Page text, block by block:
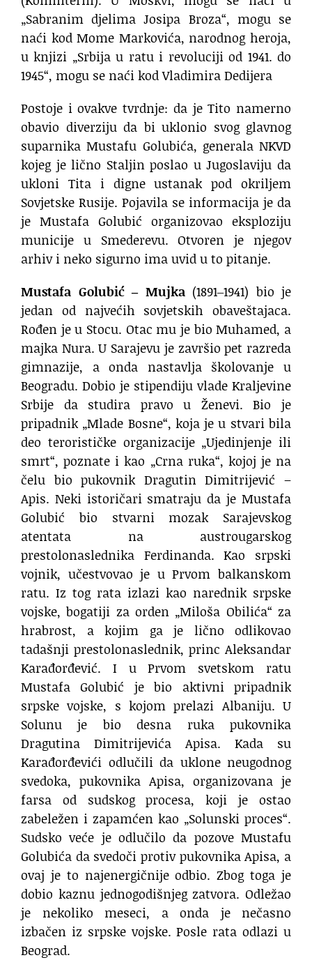
„Sabranim djelima Josipa Broza“, mogu se
naći kod Mome Markovića, narodnog heroja,
u knjizi „Srbija u ratu i revoluciji od 1941. do
1945“, mogu se naći kod Vladimira Dedijera
Postoje i ovakve tvrdnje: da je Tito namerno
obavio diverziju da bi uklonio svog glavnog
suparnika Mustafu Golubića, generala NKVD
kojeg je lično Staljin poslao u Jugoslaviju da
ukloni Tita i digne ustanak pod okriljem
Sovjetske Rusije. Pojavila se informacija je da
je Mustafa Golubić organizovao eksploziju
municije u Smederevu. Otvoren je njegov
arhiv i neko sigurno ima uvid u to pitanje.
Mustafa Golubić ‒ Mujka(1891‒1941) bio je
jedan od najvećih sovjetskih obaveštajaca.
Rođen je u Stocu. Otac mu je bio Muhamed, a
majka Nura. U Sarajevu je završio pet razreda
gimnazije, a onda nastavlja školovanje u
Beogradu. Dobio je stipendiju vlade Kraljevine
Srbije da studira pravo u Ženevi. Bio je
pripadnik „Mlade Bosne“, koja je u stvari bila
deo terorističke organizacije „Ujedinjenje ili
smrt“, poznate i kao „Crna ruka“, kojoj je na
čelu bio pukovnik Dragutin Dimitrijević –
Apis. Neki istoričari smatraju da je Mustafa
Golubić bio stvarni mozak Sarajevskog
atentata na austrougarskog
prestolonaslednika Ferdinanda. Kao srpski
vojnik, učestvovao je u Prvom balkanskom
ratu. Iz tog rata izlazi kao narednik srpske
vojske, bogatiji za orden „Miloša Obilića“ za
hrabrost, a kojim ga je lično odlikovao
tadašnji prestolonaslednik, princ Aleksandar
Karađorđević. I u Prvom svetskom ratu
Mustafa Golubić je bio aktivni pripadnik
srpske vojske, s kojom prelazi Albaniju. U
Solunu je bio desna ruka pukovnika
Dragutina Dimitrijevića Apisa. Kada su
Karađorđevići odlučili da uklone neugodnog
svedoka, pukovnika Apisa, organizovana je
farsa od sudskog procesa, koji je ostao
zabeležen i zapamćen kao „Solunski proces“.
Sudsko veće je odlučilo da pozove Mustafu
Golubića da svedoči protiv pukovnika Apisa, a
ovaj je to najenergičnije odbio. Zbog toga je
dobio kaznu jednogodišnjeg zatvora. Odležao
je nekoliko meseci, a onda je nečasno
izbačen iz srpske vojske. Posle rata odlazi u
Beograd.